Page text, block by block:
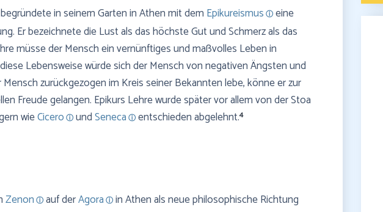
begründete in seinem Garten in Athen mit dem Epikureismus
eine
Er bezeichnete die Lust als das höchste Gut und Schmerz als das
müsse der Mensch ein vernünftiges und maßvolles Leben in
Lebensweise würde sich der Mensch von negativen Ängsten und
zurückgezogen im Kreis seiner Bekannten lebe, könne er zur
Freude gelangen. Epikurs Lehre wurde später vor allem von der Stoa
wieCicero undSeneca entschieden abgelehnt.4
Zenon auf derAgora
in Athen als neue philosophische Richtung